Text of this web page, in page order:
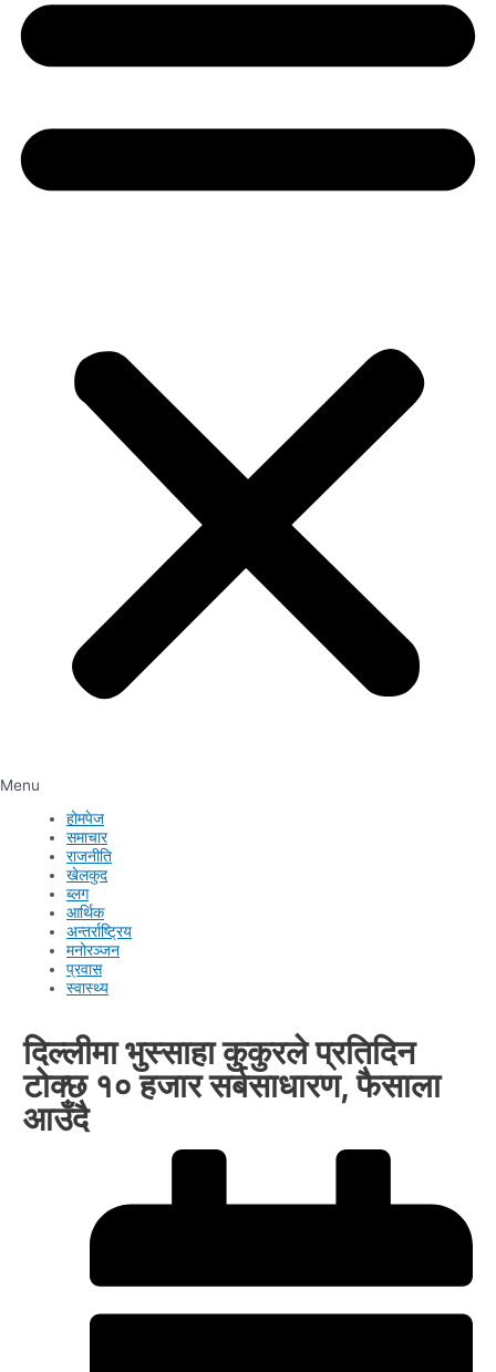
Menu
होमपेज
समाचार
राजनीति
खेलकुद
ब्लग
आर्थिक
अन्तर्राष्ट्रिय
मनोरञ्जन
प्रवास
स्वास्थ्य
दिल्लीमा भुस्साहा कुकुरले प्रतिदिन
टोक्छ १० हजार सर्बसाधारण, फैसाला
आउँदै